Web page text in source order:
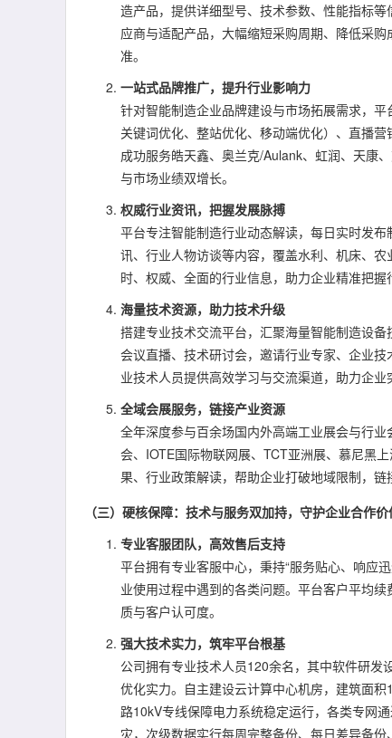
造产品，提供详细型号、技术参数、性能指标
应商与适配产品，大幅缩短采购周期、降低采
准。
一站式品牌推广，提升行业影响力
针对智能制造企业品牌建设与市场拓展需求，
关键词优化、整站优化、移动端优化）、直播
成功服务皓天鑫、奥兰克/Aulank、虹润、天康
与市场业绩双增长。
权威行业资讯，把握发展脉搏
平台专注智能制造行业动态解读，每日实时发
讯、行业人物访谈等内容，覆盖水利、机床、
时、权威、全面的行业信息，助力企业精准把握
海量技术资源，助力技术升级
搭建专业技术交流平台，汇聚海量智能制造设
会议直播、技术研讨会，邀请行业专家、企业
业技术人员提供高效学习与交流渠道，助力企业
全域会展服务，链接产业资源
全年深度参与百余场国内外高端工业展会与行
会、IOTE国际物联网展、TCT亚洲展、慕尼黑
果、行业政策解读，帮助企业打破地域限制，链
（三）硬核保障：技术与服务双加持，守护企业合作价
专业客服团队，高效售后支持
平台拥有专业客服中心，秉持“服务贴心、响应
业使用过程中遇到的各类问题。平台客户平均
质与客户认可度。
强大技术实力，筑牢平台根基
公司拥有专业技术人员120余名，其中软件研
优化实力。自主建设云计算中心机房，建筑面
路10kV专线保障电力系统稳定运行，各类专网
灾，次级数据实行每周完整备份、每日差异备